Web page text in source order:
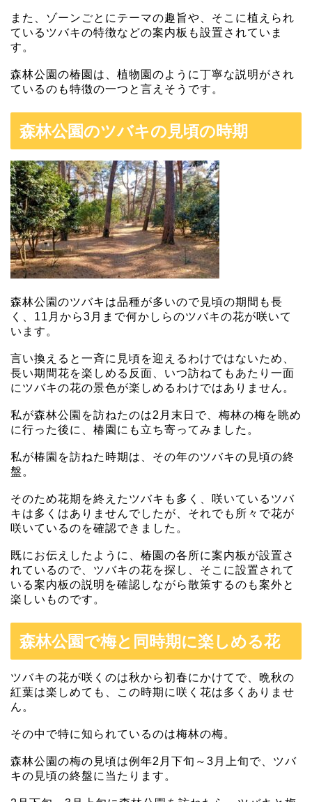
また、ゾーンごとにテーマの趣旨や、そこに植えられ
ているツバキの特徴などの案内板も設置されていま
す。
森林公園の椿園は、植物園のように丁寧な説明がされ
ているのも特徴の一つと言えそうです。
森林公園のツバキの見頃の時期
森林公園のツバキは品種が多いので見頃の期間も長
く、11月から3月まで何かしらのツバキの花が咲いて
います。
言い換えると一斉に見頃を迎えるわけではないため、
長い期間花を楽しめる反面、いつ訪ねてもあたり一面
にツバキの花の景色が楽しめるわけではありません。
私が森林公園を訪ねたのは2月末日で、梅林の梅を眺め
に行った後に、椿園にも立ち寄ってみました。
私が椿園を訪ねた時期は、その年のツバキの見頃の終
盤。
そのため花期を終えたツバキも多く、咲いているツバ
キは多くはありませんでしたが、それでも所々で花が
咲いているのを確認できました。
既にお伝えしたように、椿園の各所に案内板が設置さ
れているので、ツバキの花を探し、そこに設置されて
いる案内板の説明を確認しながら散策するのも案外と
楽しいものです。
森林公園で梅と同時期に楽しめる花
ツバキの花が咲くのは秋から初春にかけてで、晩秋の
紅葉は楽しめても、この時期に咲く花は多くありませ
ん。
その中で特に知られているのは梅林の梅。
森林公園の梅の見頃は例年2月下旬～3月上旬で、ツバ
キの見頃の終盤に当たります。